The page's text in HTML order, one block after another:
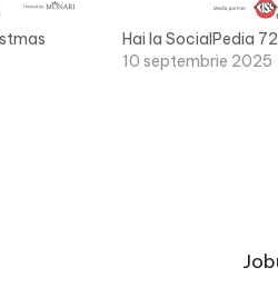
Hai la SocialPedia
10 septembrie 2025